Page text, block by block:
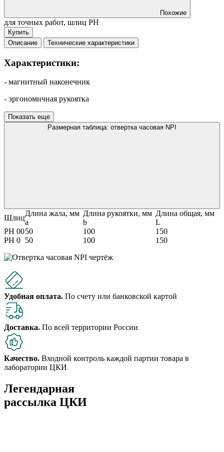
Похожие
для точных работ, шлиц PH
Купить
Описание
Технические характеристики
Характеристики:
- магнитный наконечник
- эргономичная рукоятка
Показать еще
Размерная таблица: отвертка часовая NPI
Шлиц
Длина жала, мм
a
Длина рукоятки, мм
b
Длина общая, мм
L
PH 0050 100
150
PH 0 50 100 150
Удобная оплата. По счету или банковской картой
Доставка. По всей территории России
Качество. Входной контроль каждой партии товара в
лаборатории ЦКИ
Легендарная
рассылка ЦКИ